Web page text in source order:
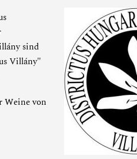
sind
Villány"
Weine von